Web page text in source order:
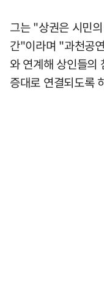
그는 "상권은 시민
간"이라며 "과천공
와 연계해 상인들의
증대로 연결되도록